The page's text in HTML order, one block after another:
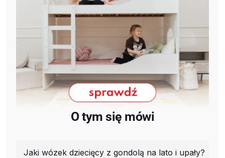
O tym się mówi
Jaki wózek dziecięcy z gondolą na lato i upały?